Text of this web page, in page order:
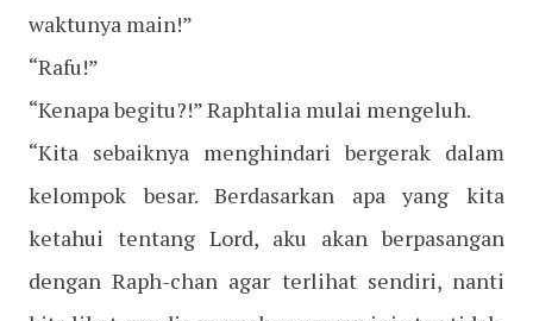
waktunya main!”
“Rafu!”
“Kenapa begitu?!” Raphtalia mulai mengeluh.
“Kita sebaiknya menghindari bergerak dalam
kelompok besar. Berdasarkan apa yang kita
ketahui tentang Lord, aku akan berpasangan
dengan Raph-chan agar terlihat sendiri, nanti